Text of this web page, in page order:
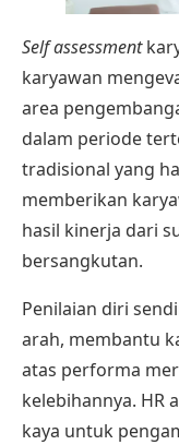
Self assessment
karyawan
area
dalam periode
tradisional yang
memberikan
hasil kinerja dari
bersangkutan.
Penilaian diri
arah, membantu
atas performa
kelebihannya. HR
kaya untuk